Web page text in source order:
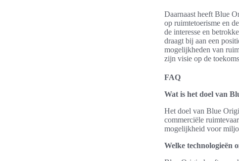
Daarnaast heeft Blue
op ruimtetoerisme en
de interesse en
draagt bij aan een
mogelijkheden van
zijn visie op de
FAQ
Wat is het doel van
Het doel van Blue
commerciële
mogelijkheid voor
Welke technologieën